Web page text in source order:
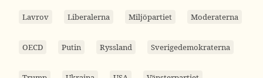
Lavrov Liberalerna Miljöpartiet Moderaterna
OECD Putin Ryssland Sverigedemokraterna